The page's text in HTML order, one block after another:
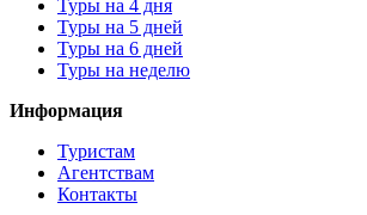
Туры на 4 дня
Туры на 5 дней
Туры на 6 дней
Туры на неделю
Информация
Туристам
Агентствам
Контакты